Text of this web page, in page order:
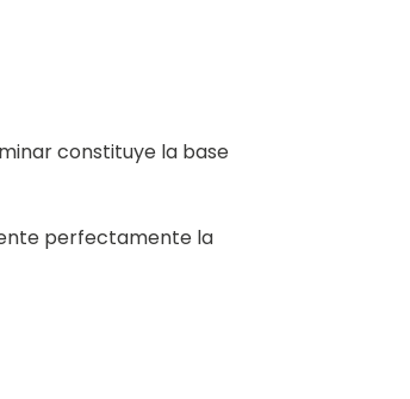
constituye la base
perfectamente la